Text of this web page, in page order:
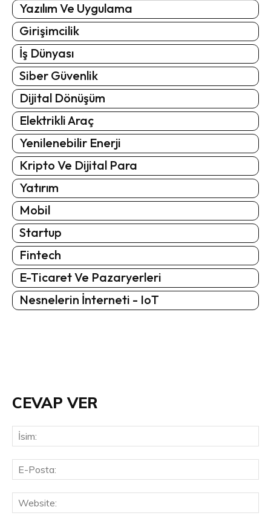
Yazılım Ve Uygulama
Girişimcilik
İş Dünyası
Siber Güvenlik
Dijital Dönüşüm
Elektrikli Araç
Yenilenebilir Enerji
Kripto Ve Dijital Para
Yatırım
Mobil
Startup
Fintech
E-Ticaret Ve Pazaryerleri
Nesnelerin İnterneti - IoT
CEVAP VER